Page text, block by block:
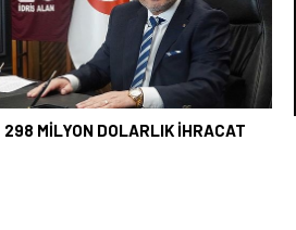
TEŞEKKÜR
298 MİLYON DOLARLIK İHRACAT